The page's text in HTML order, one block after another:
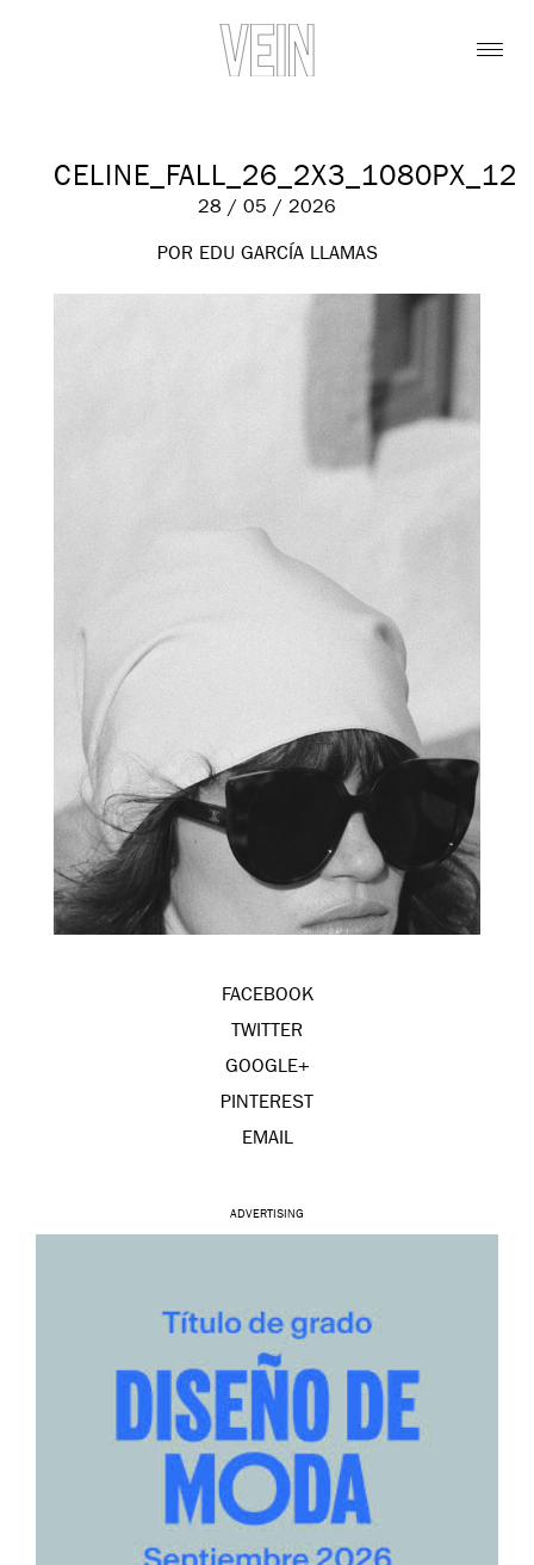
CELINE_FALL_26_2X3_1080PX_12
28 / 05 / 2026
POR EDU GARCÍA LLAMAS
FACEBOOK
TWITTER
GOOGLE+
PINTEREST
EMAIL
ADVERTISING